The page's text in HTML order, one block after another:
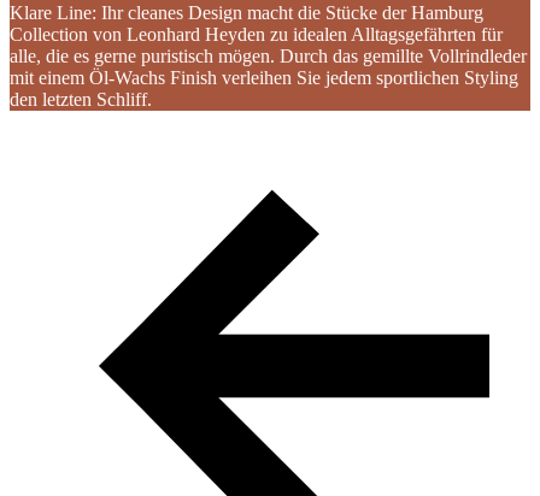
Klare Line: Ihr cleanes Design macht die Stücke der Hamburg
Collection von Leonhard Heyden zu idealen Alltagsgefährten für
alle, die es gerne puristisch mögen. Durch das gemillte Vollrindleder
mit einem Öl-Wachs Finish verleihen Sie jedem sportlichen Styling
den letzten Schliff.